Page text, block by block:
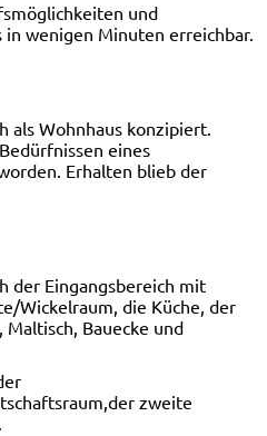
und
in wenigen Minuten erreichbar.
als Wohnhaus konzipiert.
eines
Erhalten blieb der
der Eingangsbereich mit
Wickelraum, die Küche, der
Bauecke und
zweite